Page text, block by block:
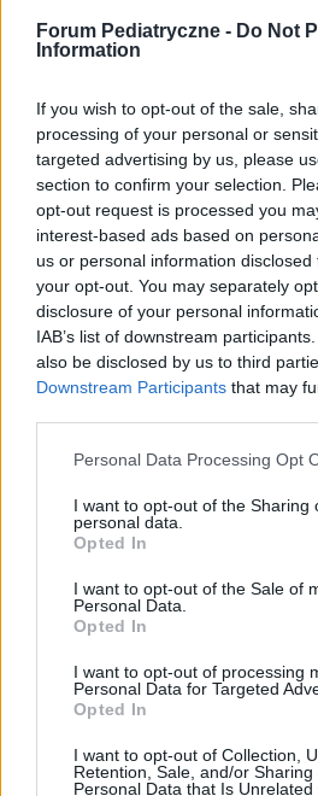
Forum Pediatryczne - Do Not
Information
If you wish to opt-out of the sale,
processing of your personal or
targeted advertising by us, please
section to confirm your selection.
opt-out request is processed you
interest-based ads based on
us or personal information
your opt-out. You may separately
disclosure of your personal
IAB’s list of downstream
also be disclosed by us to third
Downstream Participants that may
Personal Data Processing Opt
I want to opt-out of the Sharing
personal data.
Opted In
I want to opt-out of the Sale of
Personal Data.
Opted In
I want to opt-out of processing
Personal Data for Targeted
Opted In
I want to opt-out of Collection,
Retention, Sale, and/or Sharing
Personal Data that Is Unrelated
Dodaj zdjęcie:
Dopuszczalne formaty pliku graficznego:
Rozmiar zdjęcia nie powinien przekraczać
Wyświetl podpis
Wysyłaj powiadomienia o
Dzien dobry, jak